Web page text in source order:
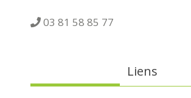
03 81 58 85 77
Liens